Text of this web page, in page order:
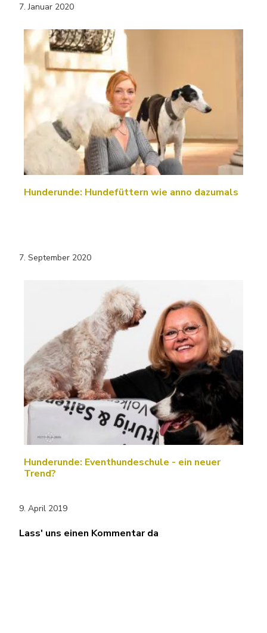
7. Januar 2020
Hunderunde: Hundefüttern wie anno dazumals
7. September 2020
Hunderunde: Eventhundeschule - ein neuer
Trend?
9. April 2019
Lass' uns einen Kommentar da